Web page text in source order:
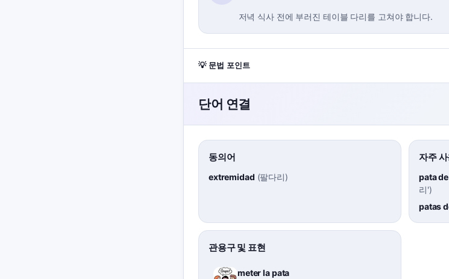
저녁 식사 전에 부러진 테이블 다리를 고쳐야 합니다.
💡 문법 포인트
단어 연결
동의어
extremidad (팔다리)
자주
pata
리')
patas
관용구 및 표현
meter la pata